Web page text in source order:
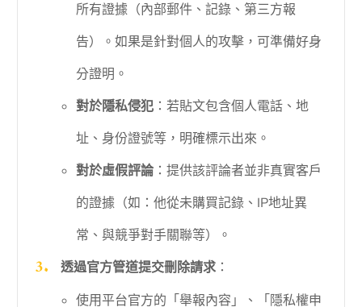
所有證據（內部郵件、記錄、第三方報
告）。如果是針對個人的攻擊，可準備好身
分證明。
對於隱私侵犯：若貼文包含個人電話、地
址、身份證號等，明確標示出來。
對於虛假評論：提供該評論者並非真實客戶
的證據（如：他從未購買記錄、IP地址異
常、與競爭對手關聯等）。
透過官方管道提交刪除請求：
使用平台官方的「舉報內容」、「隱私權申